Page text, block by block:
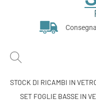
STOCK DI RICAMBI IN
SET FOGLIE BASSE IN